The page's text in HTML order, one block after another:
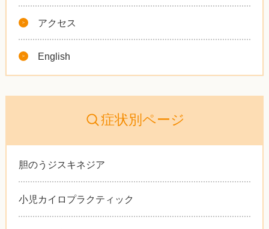
アクセス
English
症状別ページ
胆のうジスキネジア
小児カイロプラクティック